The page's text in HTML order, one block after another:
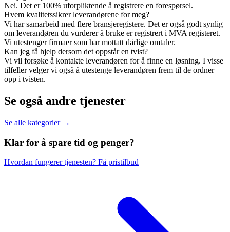
Nei. Det er 100% uforpliktende å registrere en forespørsel.
Hvem kvalitetssikrer leverandørene for meg?
Vi har samarbeid med flere bransjeregistere. Det er også godt synlig
om leverandøren du vurderer å bruke er registrert i MVA registeret.
Vi utestenger firmaer som har mottatt dårlige omtaler.
Kan jeg få hjelp dersom det oppstår en tvist?
Vi vil forsøke å kontakte leverandøren for å finne en løsning. I visse
tilfeller velger vi også å utestenge leverandøren frem til de ordner
opp i tvisten.
Se også andre tjenester
Se alle kategorier →
Klar for å spare tid og penger?
Hvordan fungerer tjenesten? Få pristilbud